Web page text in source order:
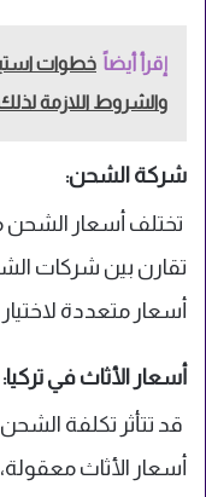
إقرأ أيضاً خطوات
والشروط اللازمة
شركة الشحن:
تختلف أسعار
تقارن بين شركات
أسعار متعددة
أسعار الأثاث في تركيا:
قد تتأثر تكلفة
أسعار الأثاث